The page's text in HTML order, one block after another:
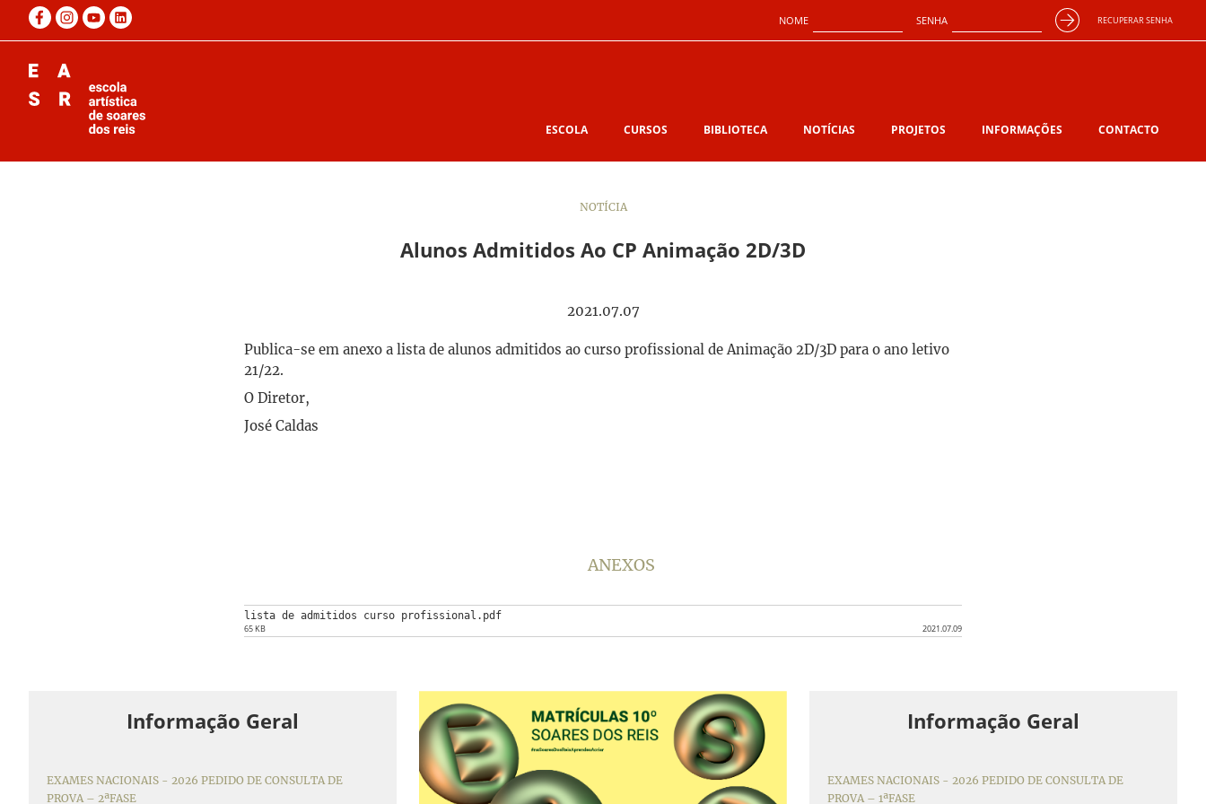
NOME SENHA RECUPERAR SENHA
ESCOLA CURSOS BIBLIOTECA NOTÍCIAS PROJETOS INFORMAÇÕES CONTACTO
NOTÍCIA
Alunos Admitidos Ao CP Animação 2D/3D
2021.07.07
Publica-se em anexo a lista de alunos admitidos ao curso profissional de Animação 2D/3D para o ano letivo
21/22.
O Diretor,
José Caldas
ANEXOS
lista de admitidos curso profissional.pdf
65 KB 2021.07.09
Informação Geral
EXAMES NACIONAIS - 2026 PEDIDO DE CONSULTA DE
PROVA – 2ªFASE
Informação Geral
EXAMES NACIONAIS - 2026 PEDIDO DE CONSULTA DE
PROVA – 1ªFASE